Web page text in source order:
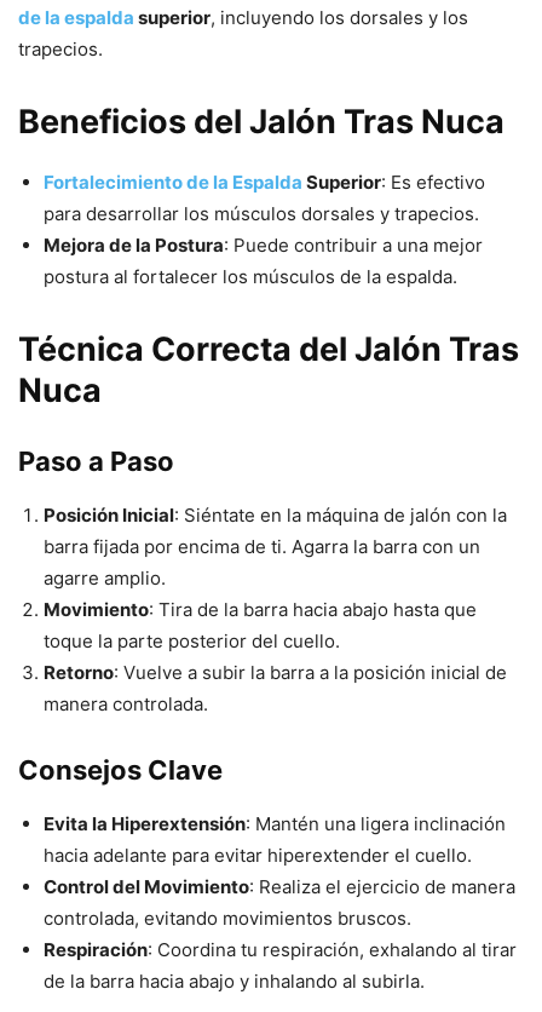
de la espalda superior, incluyendo los dorsales y los
trapecios.
Beneficios del Jalón Tras Nuca
Fortalecimiento de la Espalda Superior: Es efectivo
para desarrollar los músculos dorsales y trapecios.
Mejora de la Postura: Puede contribuir a una mejor
postura al fortalecer los músculos de la espalda.
Técnica Correcta del Jalón Tras
Nuca
Paso a Paso
Posición Inicial: Siéntate en la máquina de jalón con la
barra fijada por encima de ti. Agarra la barra con un
agarre amplio.
Movimiento: Tira de la barra hacia abajo hasta que
toque la parte posterior del cuello.
Retorno: Vuelve a subir la barra a la posición inicial de
manera controlada.
Consejos Clave
Evita la Hiperextensión: Mantén una ligera inclinación
hacia adelante para evitar hiperextender el cuello.
Control del Movimiento: Realiza el ejercicio de manera
controlada, evitando movimientos bruscos.
Respiración: Coordina tu respiración, exhalando al tirar
de la barra hacia abajo y inhalando al subirla.